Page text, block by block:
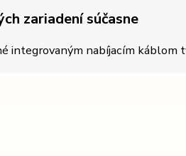
zariadení súčasne
integrovaným nabíjacím